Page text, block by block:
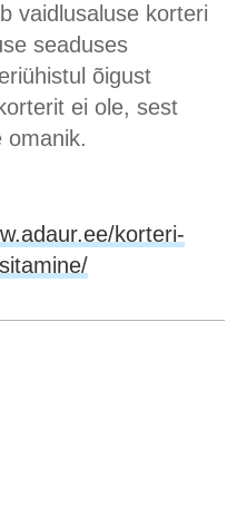
vaidlusaluse korteri
seaduses
õigust
ei ole, sest
omanik.
korteri-